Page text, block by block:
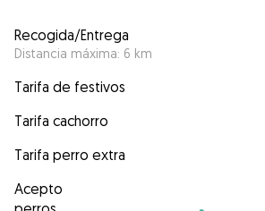
Recogida/Entrega
Distancia máxima: 6 km
Tarifa de festivos
Tarifa cachorro
Tarifa perro extra
Acepto